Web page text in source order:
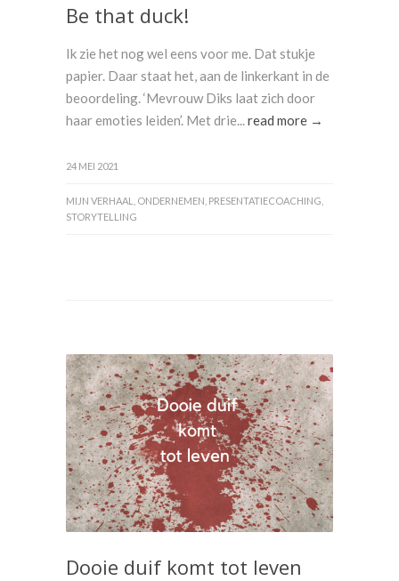
Be that duck!
Ik zie het nog wel eens voor me. Dat stukje
papier. Daar staat het, aan de linkerkant in de
beoordeling. ‘Mevrouw Diks laat zich door
haar emoties leiden’. Met drie...read more →
24 MEI 2021
MIJN VERHAAL ONDERNEMEN PRESENTATIECOACHING
STORYTELLING
Dooie duif komt tot leven